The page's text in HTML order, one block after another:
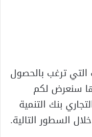
التي ترغب بالحصول
سنعرض لكم
بنك التنمية
السطور التالية.